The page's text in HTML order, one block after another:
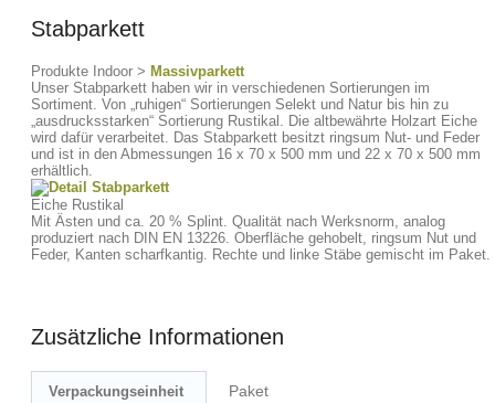
Stabparkett
Produkte Indoor > Massivparkett
Unser Stabparkett haben wir in verschiedenen Sortierungen im
Sortiment. Von „ruhigen“ Sortierungen Selekt und Natur bis hin zu
„ausdrucksstarken“ Sortierung Rustikal. Die altbewährte Holzart Eiche
wird dafür verarbeitet. Das Stabparkett besitzt ringsum Nut- und Feder
und ist in den Abmessungen 16 x 70 x 500 mm und 22 x 70 x 500 mm
erhältlich.
Eiche Rustikal
Mit Ästen und ca. 20 % Splint. Qualität nach Werksnorm, analog
produziert nach DIN EN 13226. Oberfläche gehobelt, ringsum Nut und
Feder, Kanten scharfkantig. Rechte und linke Stäbe gemischt im Paket.
Zusätzliche Informationen
Verpackungseinheit Paket